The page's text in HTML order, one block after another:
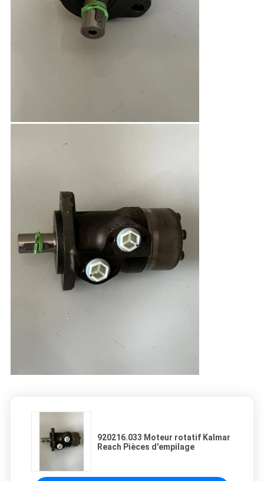
920216.033 Moteur rotatif Kalmar
Reach Pièces d'empilage